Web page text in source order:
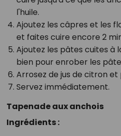
l'huile.
Ajoutez les câpres et les
et faites cuire encore 2
Ajoutez les pâtes cuites à
bien pour enrober les
Arrosez de jus de citron
Servez immédiatement.
Tapenade aux anchois
Ingrédients :